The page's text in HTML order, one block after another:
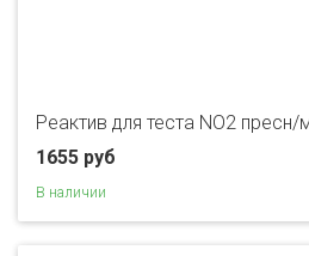
Реактив для теста NO2
1655 руб
В наличии